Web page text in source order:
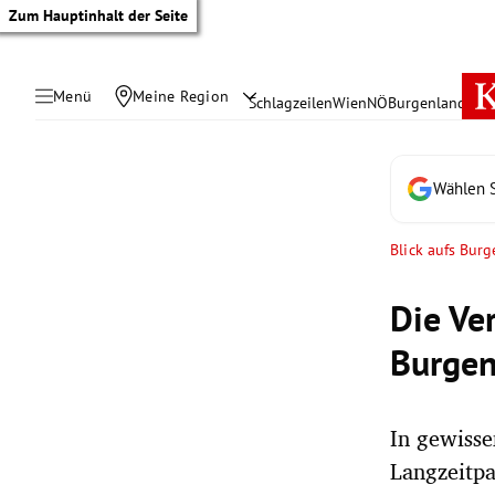
Zum Hauptinhalt der Seite
Menü Meine Region SchlagzeilenWienNÖBurgenland
Wählen
Blick aufs
Die
In